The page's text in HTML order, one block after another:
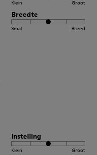
Klein Groot
Breedte
Smal Breed
Instelling
Klein Groot